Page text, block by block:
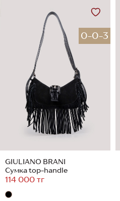
0-0-3
GIULIANO BRANI
Сумка top-handle
114 000 тг